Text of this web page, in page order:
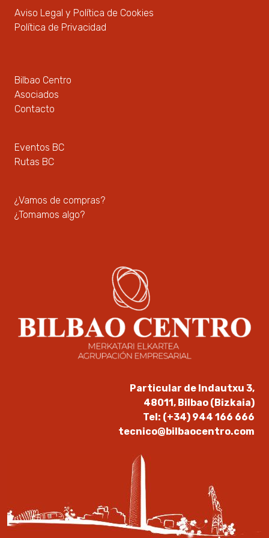
Aviso Legal y Política de Cookies
Política de Privacidad
Bilbao Centro
Asociados
Contacto
Eventos BC
Rutas BC
¿Vamos de compras?
¿Tomamos algo?
Particular de Indautxu 3,
48011, Bilbao (Bizkaia)
Tel: (+34) 944 166 666
tecnico@bilbaocentro.com